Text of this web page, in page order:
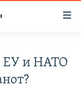
ЕУ и НАТО